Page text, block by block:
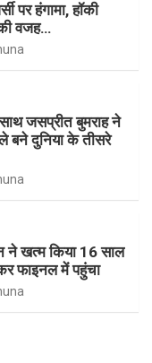
पर हंगामा, हॉकी
वजह…
जसप्रीत बुमराह ने
बने दुनिया के तीसरे
खत्म किया 16 साल
फाइनल में पहुंचा